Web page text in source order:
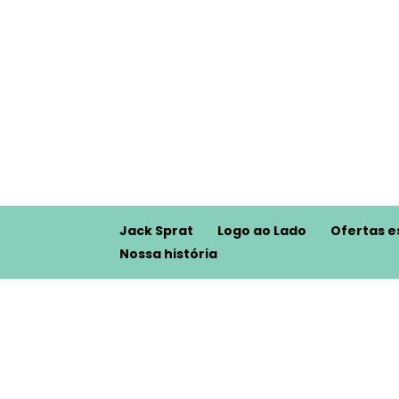
Jack Sprat Logo ao Lado Ofertas
Nossa história